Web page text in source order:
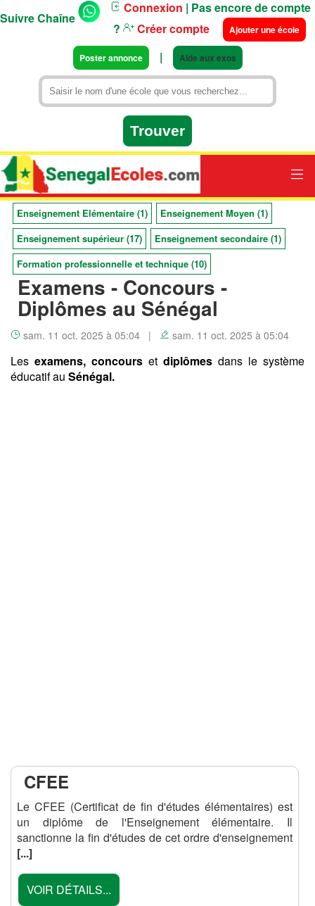
Suivre Chaîne
Connexion | Pas encore de compte
?
Créer compte Ajouter une école
Poster annonce | Aide aux exos
Enseignement Elémentaire (1)
Enseignement Moyen (1)
Enseignement supérieur (17)
Enseignement secondaire (1)
Formation professionnelle et technique (10)
Examens - Concours -
Diplômes au Sénégal
sam. 11 oct. 2025 à 05:04 | sam. 11 oct. 2025 à 05:04
Les examens, concours et diplômes dans le système
éducatif au Sénégal.
CFEE
Le CFEE (Certificat de fin d'études élémentaires) est
un diplôme de l'Enseignement élémentaire. Il
sanctionne la fin d'études de cet ordre d'enseignement
[...]
VOIR DÉTAILS...